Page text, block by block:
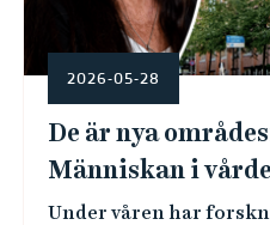
2026-05-28
De är nya
Människan i
Under våren har